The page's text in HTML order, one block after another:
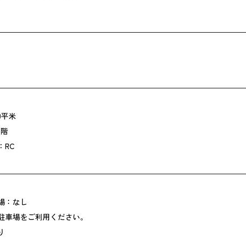
米
RC
：なし
場をご利用ください。